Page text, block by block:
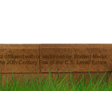
affiliated with or endorsed byWalden Media
20th Century Fox or the C.S. Lewis Estate.